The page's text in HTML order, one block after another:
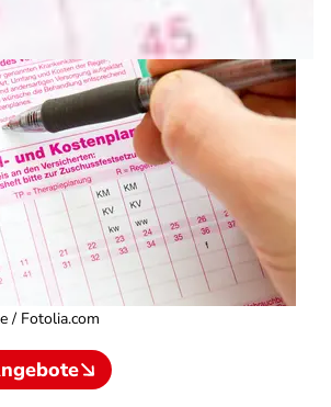
/ Fotolia.com